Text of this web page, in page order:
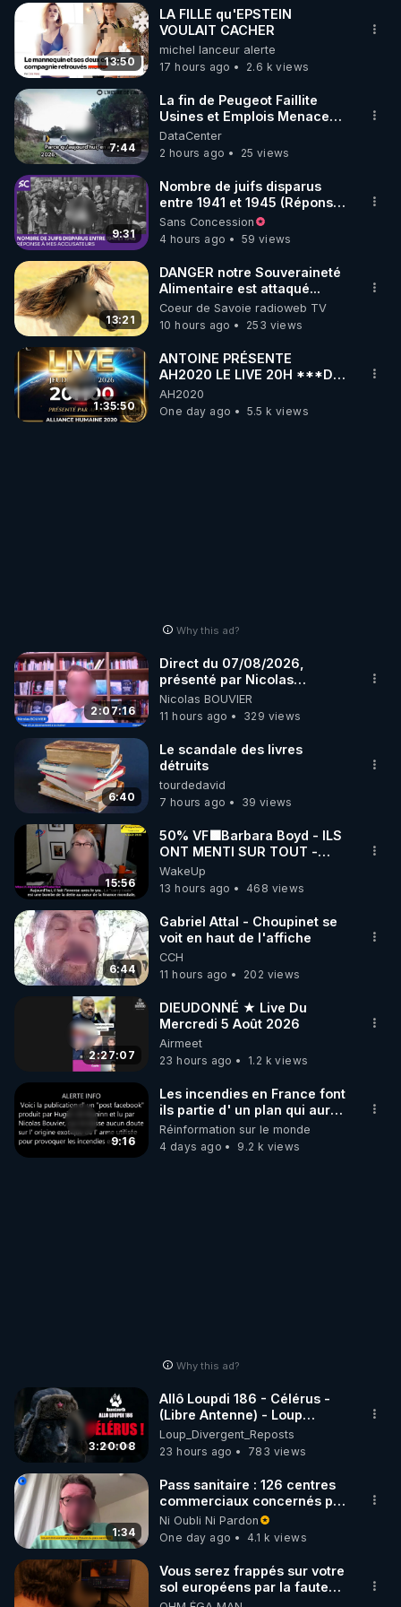
▶ 30 jours gratuit sur l’application de méditation et
de bien-être ENVOL :
Rendez-vous sur https://www.envol.app/code
le code : REGENERE
13:50
LA FILLE qu'EPSTEIN
VOULAIT CACHER
michel lanceur alerte
17 hours ago
2.6 k views
7:44
La fin de Peugeot Faillite
Usines et Emplois Menacees
- L'heure de l'auto
DataCenter
2 hours ago
25 views
9:31
Nombre de juifs disparus
entre 1941 et 1945 (Réponse
à mes accusateurs)
Sans Concession
4 hours ago
59 views
13:21
DANGER notre Souveraineté
Alimentaire est attaqué...
Coeur de Savoie radioweb TV
10 hours ago
253 views
1:35:50
ANTOINE PRÉSENTE
AH2020 LE LIVE 20H ***DU
06/08/2026***
AH2020
One day ago
5.5 k views
Why this ad?
2:07:16
Direct du 07/08/2026,
présenté par Nicolas
BOUVIER
Nicolas BOUVIER
11 hours ago
329 views
6:40
Le scandale des livres
détruits
tourdedavid
7 hours ago
39 views
15:56
50% VF🟩Barbara Boyd - ILS
ONT MENTI SUR TOUT -
Jocelyne Traduction
WakeUp
13 hours ago
468 views
6:44
Gabriel Attal - Choupinet se
voit en haut de l'affiche
CCH
11 hours ago
202 views
2:27:07
DIEUDONNÉ ★ Live Du
Mercredi 5 Août 2026
Airmeet
23 hours ago
1.2 k views
9:16
Les incendies en France font
ils partie d' un plan qui aurait
débuté le 11 septembre 2001
?
Réinformation sur le monde
4 days ago
9.2 k views
Why this ad?
3:20:08
Allô Loupdi 186 - Célérus -
(Libre Antenne) - Loup
Divergent 2026.08.06
Loup_Divergent_Reposts
23 hours ago
783 views
1:34
Pass sanitaire : 126 centres
commerciaux concernés par
l'obligation dans toute la
France
Ni Oubli Ni Pardon
One day ago
4.1 k views
Vous serez frappés sur votre
sol européens par la faute
des dirigeants qui s'en